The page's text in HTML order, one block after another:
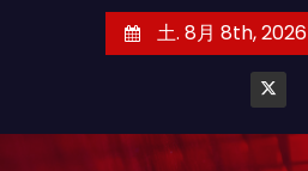
土. 8月 8th, 2026